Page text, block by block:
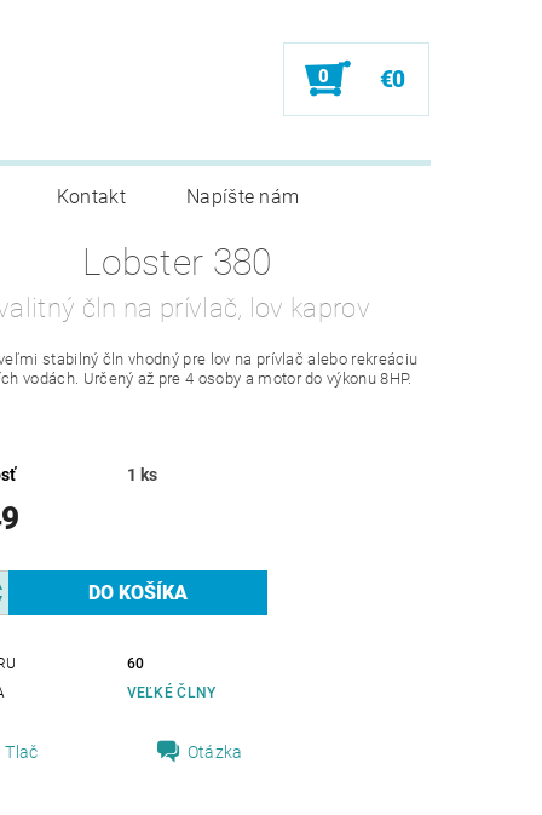
0 €0
Kontakt Napíšte nám
čln na prívlač, lov kaprov
stabilný čln vhodný pre lov na prívlač alebo rekreáciu
vodách. Určený až pre 4 osoby a motor do výkonu 8HP.
1 ks
60
VEĽKÉ ČLNY
Tlač Otázka